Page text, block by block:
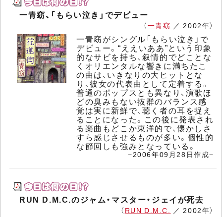
一青窈、「もらい泣き」でデビュー
（一青窈 ／ 2002年）
一青窈がシングル「もらい泣き」で
デビュー。“ええいああ”という印象
的なサビを持ち、叙情的でどことな
くオリエンタルな響きに満ちたこ
の曲は、いきなりの大ヒットとな
り、彼女の代表曲として定着する。
普通のポップスとも異なり、演歌ほ
どの臭みもない抜群のバランス感
覚は実に新鮮で、聴く者の耳を捉え
ることになった。この後に発表され
る楽曲もどこか東洋的で、懐かしさ
すら感じさせるものが多い。個性的
な節回しも強みとなっている。
−2006年09月28日作成−
RUN D.M.C.のジャム・マスター・ジェイが死去
（ RUN D.M.C. ／ 2002年）